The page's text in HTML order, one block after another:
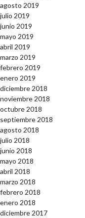
agosto 2019
julio 2019
junio 2019
mayo 2019
abril 2019
marzo 2019
febrero 2019
enero 2019
diciembre 2018
noviembre 2018
octubre 2018
septiembre 2018
agosto 2018
julio 2018
junio 2018
mayo 2018
abril 2018
marzo 2018
febrero 2018
enero 2018
diciembre 2017